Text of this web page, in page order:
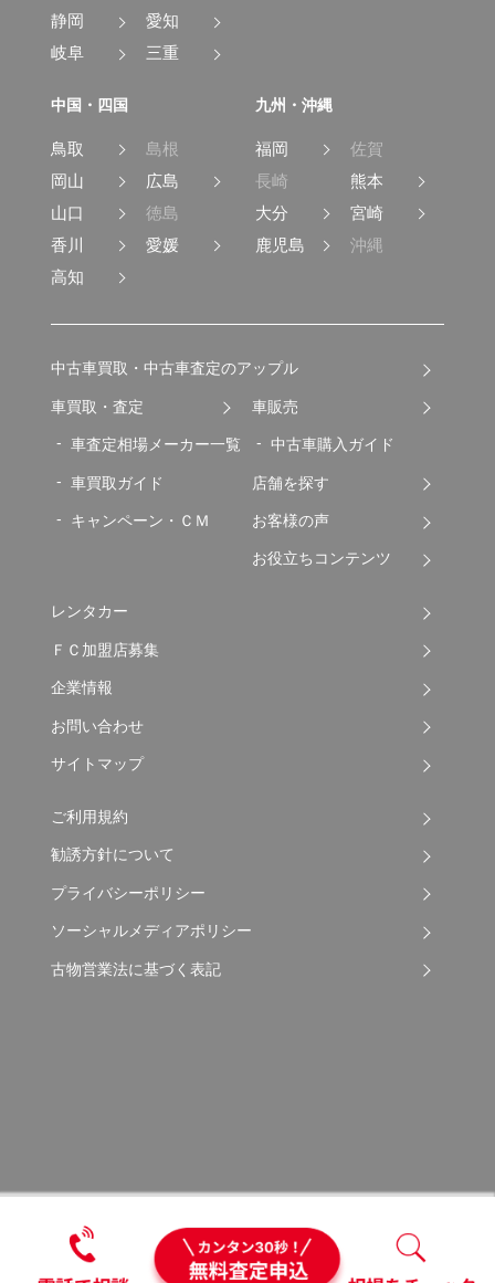
静岡
愛知
岐阜
三重
中国・四国
鳥取
島根
岡山
広島
山口
徳島
香川
愛媛
高知
九州・沖縄
福岡
佐賀
長崎
熊本
大分
宮崎
鹿児島
沖縄
中古車買取・中古車査定のアップル
車買取・査定
車査定相場メーカー一覧
車買取ガイド
キャンペーン・ＣＭ
車販売
中古車購入ガイド
店舗を探す
お客様の声
お役立ちコンテンツ
レンタカー
ＦＣ加盟店募集
企業情報
お問い合わせ
サイトマップ
ご利用規約
勧誘方針について
プライバシーポリシー
ソーシャルメディアポリシー
古物営業法に基づく表記